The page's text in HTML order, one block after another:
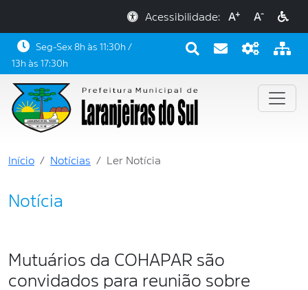
Acessibilidade: A+ A-
Seg-Sex 8h às 11:30h /
13h às 17:30h
Início Notícias Ler Notícia
Notícia
Mutuários da COHAPAR são
convidados para reunião sobre